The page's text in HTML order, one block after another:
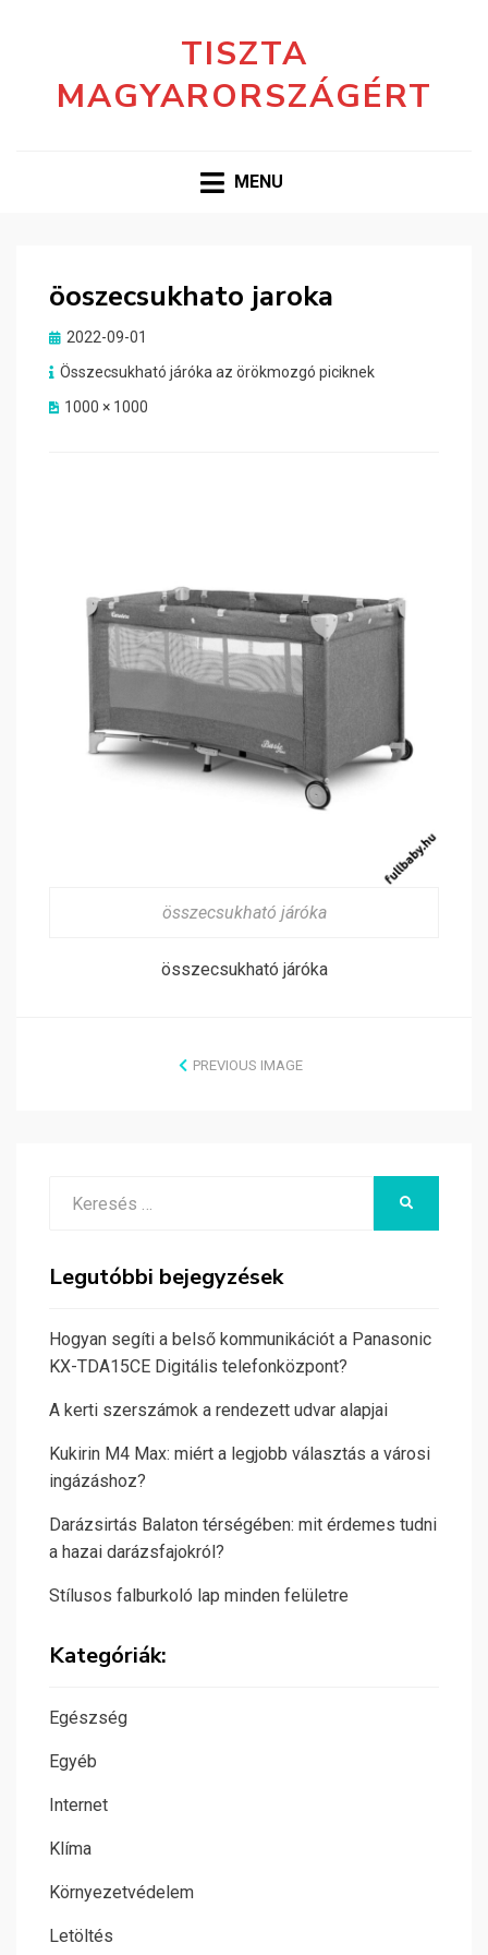
TISZTA
MAGYARORSZÁGÉRT
MENU
öoszecsukhato jaroka
Posted
on
2022-09-01
Összecsukható járóka az örökmozgó piciknek
1000 × 1000
összecsukható járóka
összecsukható járóka
PREVIOUS IMAGE
Legutóbbi bejegyzések
Hogyan segíti a belső kommunikációt a Panasonic
KX-TDA15CE Digitális telefonközpont?
A kerti szerszámok a rendezett udvar alapjai
Kukirin M4 Max: miért a legjobb választás a városi
ingázáshoz?
Darázsirtás Balaton térségében: mit érdemes tudni
a hazai darázsfajokról?
Stílusos falburkoló lap minden felületre
Kategóriák:
Egészség
Egyéb
Internet
Klíma
Környezetvédelem
Letöltés